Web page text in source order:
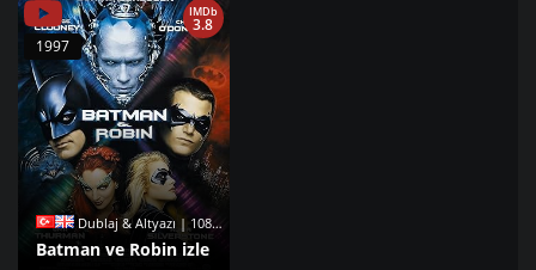
Dublaj & Altyazı | 1080p |
Batman ve Robin izle
IMDb
3.8
1997